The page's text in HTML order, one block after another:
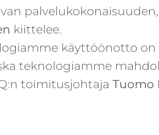
kiittelee.
käyttöönotto
teknologiamme
toimitusjohtajaTuomo